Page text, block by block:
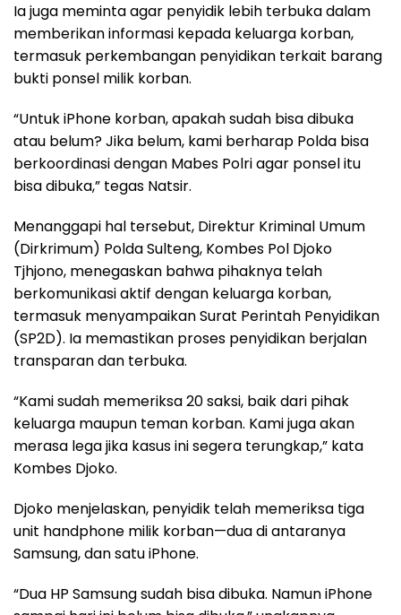
Ia juga meminta agar penyidik lebih terbuka dalam
memberikan informasi kepada keluarga korban,
termasuk perkembangan penyidikan terkait barang
bukti ponsel milik korban.
“Untuk iPhone korban, apakah sudah bisa dibuka
atau belum? Jika belum, kami berharap Polda bisa
berkoordinasi dengan Mabes Polri agar ponsel itu
bisa dibuka,” tegas Natsir.
Menanggapi hal tersebut, Direktur Kriminal Umum
(Dirkrimum) Polda Sulteng, Kombes Pol Djoko
Tjhjono, menegaskan bahwa pihaknya telah
berkomunikasi aktif dengan keluarga korban,
termasuk menyampaikan Surat Perintah Penyidikan
(SP2D). Ia memastikan proses penyidikan berjalan
transparan dan terbuka.
“Kami sudah memeriksa 20 saksi, baik dari pihak
keluarga maupun teman korban. Kami juga akan
merasa lega jika kasus ini segera terungkap,” kata
Kombes Djoko.
Djoko menjelaskan, penyidik telah memeriksa tiga
unit handphone milik korban—dua di antaranya
Samsung, dan satu iPhone.
“Dua HP Samsung sudah bisa dibuka. Namun iPhone